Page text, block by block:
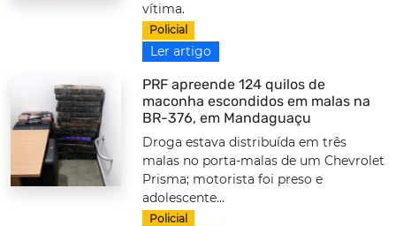
vítima.
Policial
Ler artigo
PRF apreende 124 quilos de
maconha escondidos em malas na
BR-376, em Mandaguaçu
Droga estava distribuída em três
malas no porta-malas de um Chevrolet
Prisma; motorista foi preso e
adolescente...
Policial